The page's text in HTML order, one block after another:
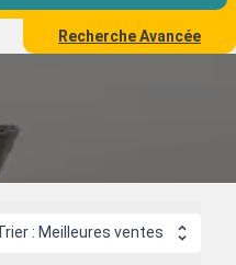
Recherche Avancée
: Meilleures ventes